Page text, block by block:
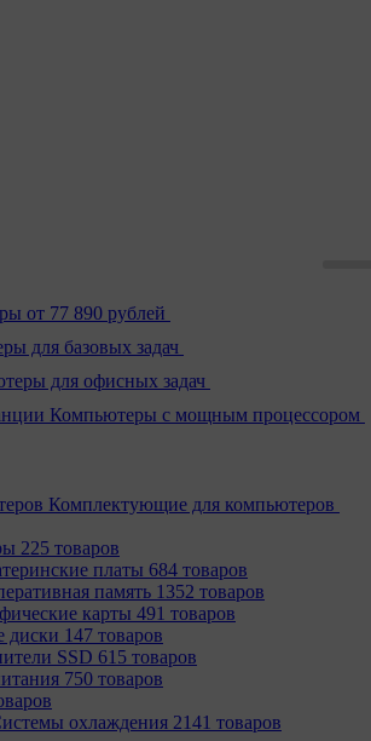
от 77 890 рублей
для базовых задач
для офисных задач
Компьютеры с мощным процессором
Комплектующие для компьютеров
225 товаров
платы 684 товаров
память 1352 товаров
карты 491 товаров
диски 147 товаров
SSD 615 товаров
750 товаров
охлаждения 2141 товаров